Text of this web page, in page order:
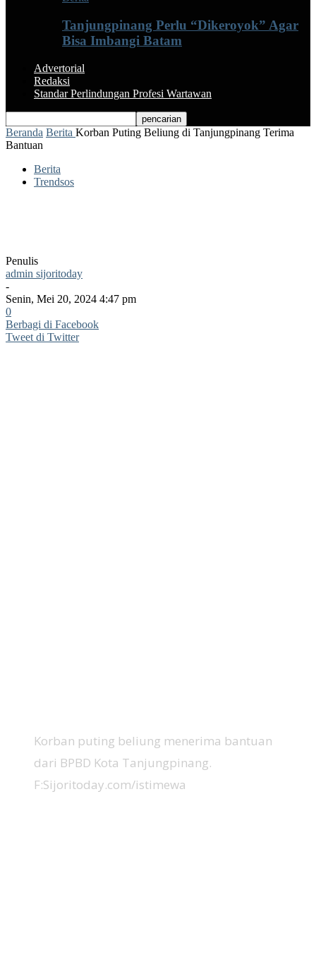
Tanjungpinang Perlu “Dikeroyok” Agar
Bisa Imbangi Batam
Advertorial
Redaksi
Standar Perlindungan Profesi Wartawan
Beranda Berita Korban Puting Beliung di Tanjungpinang Terima
Bantuan
Berita
Trendsos
Penulis
admin sijoritoday
-
Senin, Mei 20, 2024 4:47 pm
0
Berbagi di Facebook
Tweet di Twitter
Korban puting beliung menerima bantuan
dari BPBD Kota Tanjungpinang.
F:Sijoritoday.com/istimewa